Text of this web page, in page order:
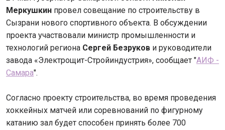
Меркушкин провел совещание по строительству в
Сызрани нового спортивного объекта. В обсуждении
проекта участвовали министр промышленности и
технологий региона Сергей Безруков и руководители
завода «Электрощит-Стройиндустрия», сообщает "АИФ -
Самара".
Согласно проекту строительства, во время проведения
хоккейных матчей или соревнований по фигурному
катанию зал будет способен принять более 700